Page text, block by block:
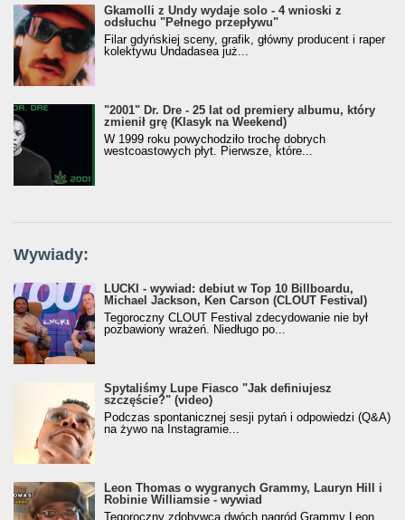
Gkamolli z Undy wydaje solo - 4 wnioski z
odsłuchu "Pełnego przepływu"
Filar gdyńskiej sceny, grafik, główny producent i raper
kolektywu Undadasea już...
"2001" Dr. Dre - 25 lat od premiery albumu, który
zmienił grę (Klasyk na Weekend)
W 1999 roku powychodziło trochę dobrych
westcoastowych płyt. Pierwsze, które...
Wywiady:
LUCKI - wywiad: debiut w Top 10 Billboardu,
Michael Jackson, Ken Carson (CLOUT Festival)
Tegoroczny CLOUT Festival zdecydowanie nie był
pozbawiony wrażeń. Niedługo po...
Spytaliśmy Lupe Fiasco "Jak definiujesz
szczęście?" (video)
Podczas spontanicznej sesji pytań i odpowiedzi (Q&A)
na żywo na Instagramie...
Leon Thomas o wygranych Grammy, Lauryn Hill i
Robinie Williamsie - wywiad
Tegoroczny zdobywca dwóch nagród Grammy Leon